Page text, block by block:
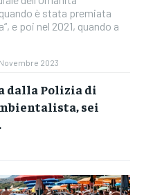
è stata premiata
e poi nel 2021, quando a
Novembre 2023
dalla Polizia di
sei